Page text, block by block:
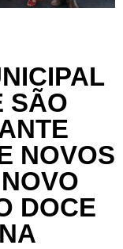
SÃO
NOVOS
DOCE